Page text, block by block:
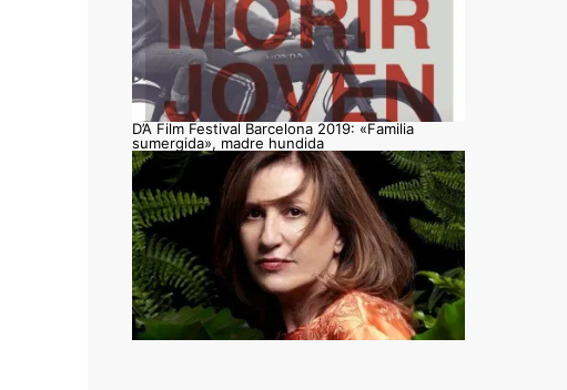
D’A Film Festival Barcelona 2019: «Familia
sumergida», madre hundida